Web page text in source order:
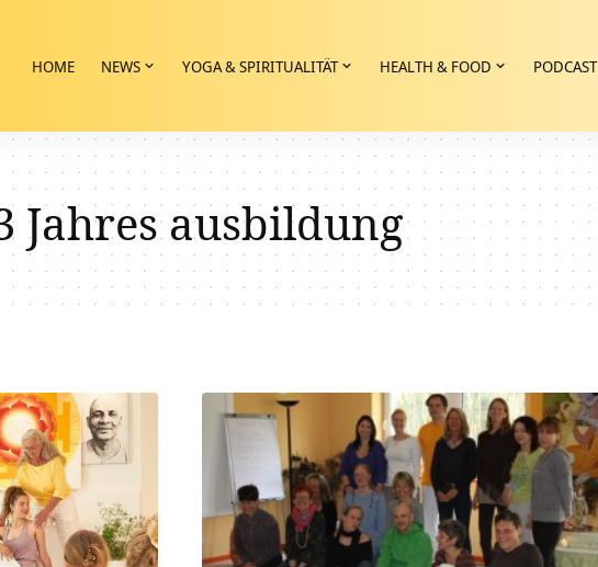
HOME NEWS YOGA & SPIRITUALITÄT HEALTH & FOOD PODCAST
Jahres ausbildung